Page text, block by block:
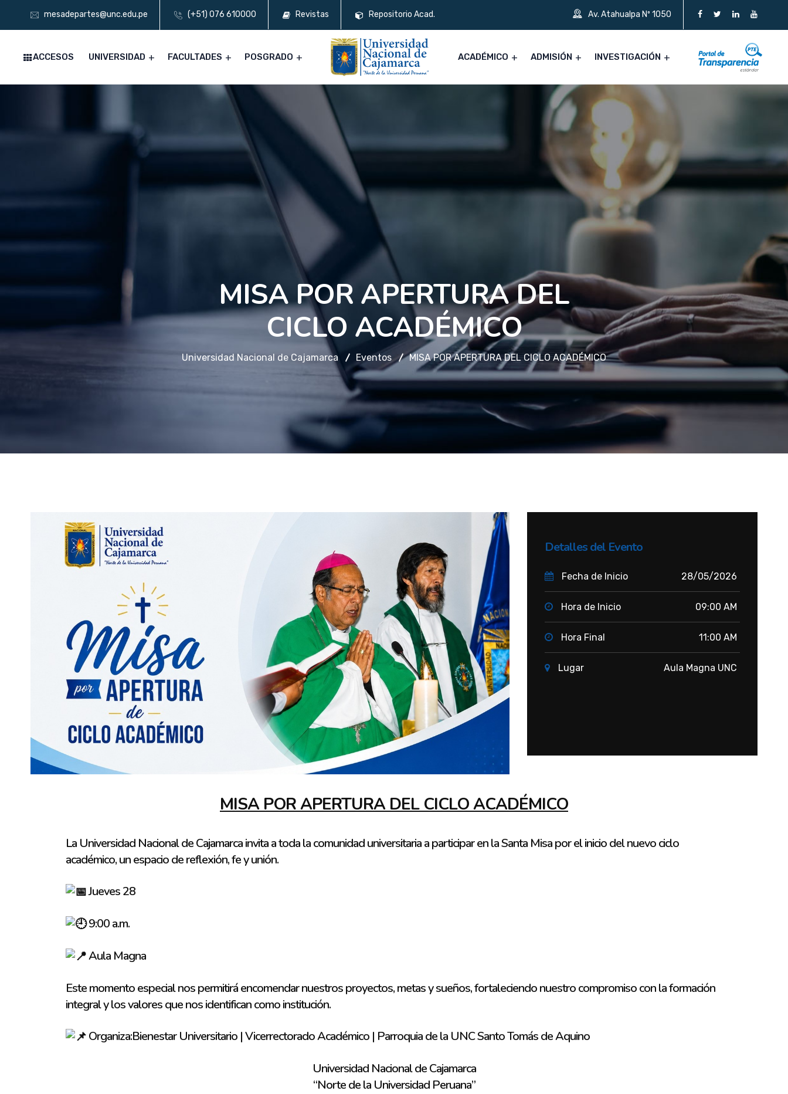
mesadepartes@unc.edu.pe (+51) 076 610000 Revistas Repositorio Acad. Av. Atahualpa Nº 1050
ACCESOS UNIVERSIDAD FACULTADES POSGRADO ACADÉMICO ADMISIÓN INVESTIGACIÓN
MISA POR APERTURA DEL
CICLO ACADÉMICO
Universidad Nacional de Cajamarca Eventos MISA POR APERTURA DEL CICLO ACADÉMICO
Detalles del Evento
Fecha de Inicio 28/05/2026
Hora de Inicio 09:00 AM
Hora Final 11:00 AM
Lugar Aula Magna UNC
MISA POR APERTURA DEL CICLO ACADÉMICO
La Universidad Nacional de Cajamarca invita a toda la comunidad universitaria a participar en la Santa Misa por el inicio del nuevo ciclo
académico, un espacio de reflexión, fe y unión.
Jueves 28
9:00 a.m.
Aula Magna
Este momento especial nos permitirá encomendar nuestros proyectos, metas y sueños, fortaleciendo nuestro compromiso con la formación
integral y los valores que nos identifican como institución.
Organiza:Bienestar Universitario | Vicerrectorado Académico | Parroquia de la UNC Santo Tomás de Aquino
Universidad Nacional de Cajamarca
“Norte de la Universidad Peruana”